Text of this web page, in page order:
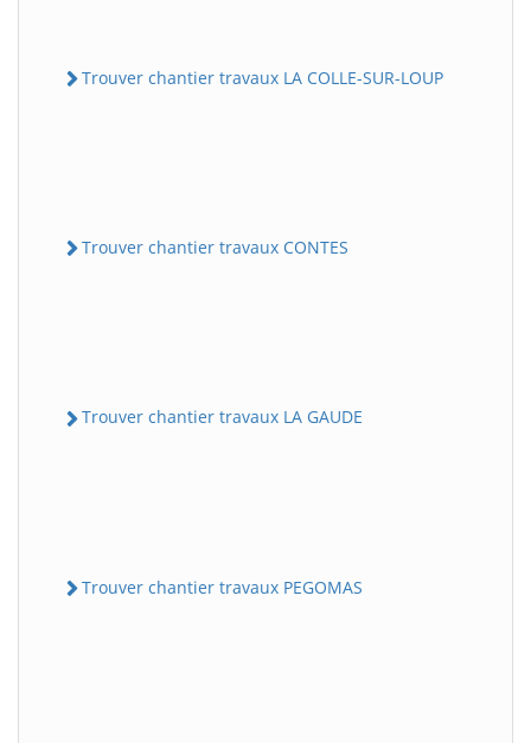
Trouver chantier travaux LA COLLE-SUR-LOUP
Trouver chantier travaux CONTES
Trouver chantier travaux LA GAUDE
Trouver chantier travaux PEGOMAS